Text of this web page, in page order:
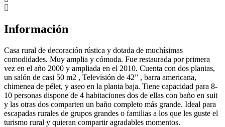
Información
Casa rural de decoración rústica y dotada de muchísimas
comodidades. Muy amplia y cómoda. Fue restaurada por primera
vez en el año 2000 y ampliada en el 2010. Cuenta con dos plantas,
un salón de casi 50 m2 , Televisión de 42” , barra americana,
chimenea de pélet, y aseo en la planta baja. Tiene capacidad para 8-
10 personas dispone de 4 habitaciones dos de ellas con baño en suit
y las otras dos comparten un baño completo más grande. Ideal para
escapadas rurales de grupos grandes o familias a los que les guste el
turismo rural y quieran compartir agradables momentos.